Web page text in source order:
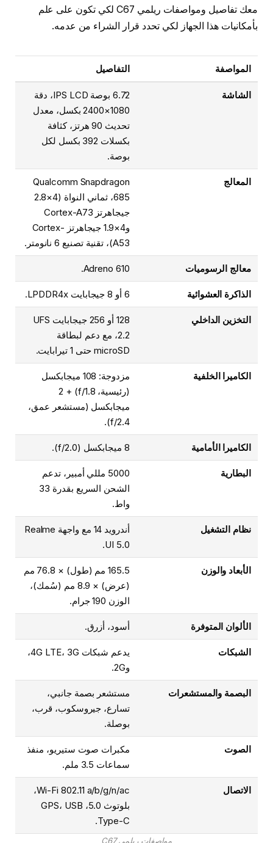
معك تفاصيل ومواصفات ريلمي C67 لكي تكون على علم
بأمكانيات هذا الجهاز لكي تحدد قرار الشراء من عدمه.
المواصفة التفاصيل
الشاشة
6.72 بوصة IPS LCD، دقة
1080×2400 بكسل، معدل
تحديث 90 هرتز، كثافة
بكسلات 392 بكسل لكل
بوصة.
المعالج
Qualcomm Snapdragon
685، ثماني النواة (4×2.8
جيجاهرتز Cortex-A73
و4×1.9 جيجاهرتز Cortex-
A53)، تقنية تصنيع 6 نانومتر.
معالج الرسوميات Adreno 610.
الذاكرة العشوائية 6 أو 8 جيجابايت LPDDR4x.
التخزين الداخلي
128 أو 256 جيجابايت UFS
2.2، مع دعم لبطاقة
microSD حتى 1 تيرابايت.
الكاميرا الخلفية
مزدوجة: 108 ميجابكسل
(رئيسية، f/1.8) + 2
ميجابكسل (مستشعر عمق،
f/2.4).
الكاميرا الأمامية 8 ميجابكسل (f/2.0).
البطارية
5000 مللي أمبير، تدعم
الشحن السريع بقدرة 33
واط.
نظام التشغيل
أندرويد 14 مع واجهة Realme
UI 5.0.
الأبعاد والوزن
165.5 مم (طول) × 76.8 مم
(عرض) × 8.9 مم (سُمك)،
الوزن 190 جرام.
الألوان المتوفرة أسود، أزرق.
الشبكات
يدعم شبكات 4G LTE، 3G،
و2G.
البصمة والمستشعرات
مستشعر بصمة جانبي،
تسارع، جيروسكوب، قرب،
بوصلة.
الصوت
مكبرات صوت ستيريو، منفذ
سماعات 3.5 ملم.
الاتصال
Wi-Fi 802.11 a/b/g/n/ac،
بلوتوث 5.0، GPS، USB
Type-C.
مواصفات ريلمي C67